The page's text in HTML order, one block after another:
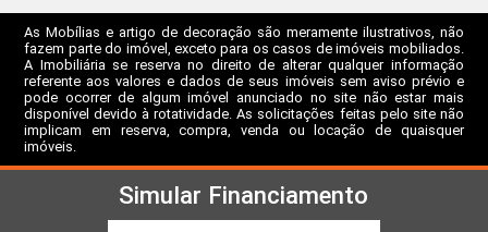
As Mobílias e artigo de decoração são meramente ilustrativos, não
fazem parte do imóvel, exceto para os casos de imóveis mobiliados.
A Imobiliária se reserva no direito de alterar qualquer informação
referente aos valores e dados de seus imóveis sem aviso prévio e
pode ocorrer de algum imóvel anunciado no site não estar mais
disponível devido à rotatividade. As solicitações feitas pelo site não
implicam em reserva, compra, venda ou locação de quaisquer
imóveis.
Simular Financiamento